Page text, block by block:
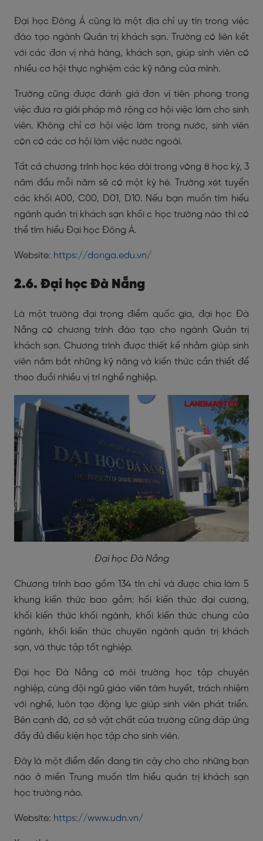
Đại học Đông Á cũng là một địa chỉ uy tín trong việc
đào tạo ngành Quản trị khách sạn. Trường có liên kết
với các đơn vị nhà hàng, khách sạn, giúp sinh viên có
nhiều cơ hội thực nghiệm các kỹ năng của mình.
Trường cũng được đánh giá đơn vị tiên phong trong
việc đưa ra giải pháp mở rộng cơ hội việc làm cho sinh
viên. Không chỉ cơ hội việc làm trong nước, sinh viên
còn có các cơ hội làm việc nước ngoài.
Tất cả chương trình học kéo dài trong vòng 8 học kỳ, 3
năm đầu mỗi năm sẽ có một kỳ hè. Trường xét tuyển
các khối A00, C00, D01, D10. Nếu bạn muốn tìm hiểu
ngành quản trị khách sạn khối c học trường nào thì có
thể tìm hiểu Đại học Đông Á.
Website: https://donga.edu.vn/
2.6. Đại học Đà Nẵng
Là một trường đại trọng điểm quốc gia, đại học Đà
Nẵng có chương trình đào tạo cho ngành Quản trị
khách sạn. Chương trình được thiết kế nhằm giúp sinh
viên nắm bắt những kỹ năng và kiến thức cần thiết để
theo đuổi nhiều vị trí nghề nghiệp.
Đại học Đà Nẵng
Chương trình bao gồm 134 tín chỉ và được chia làm 5
khung kiến thức bao gồm: hối kiến thức đại cương,
khối kiến thức khối ngành, khối kiến thức chung của
ngành, khối kiến thức chuyên ngành quản trị khách
sạn, và thực tập tốt nghiệp.
Đại học Đà Nẵng có môi trường học tập chuyên
nghiệp, cùng đội ngũ giáo viên tâm huyết, trách nhiệm
với nghề, luôn tạo động lực giúp sinh viên phát triển.
Bên cạnh đó, cơ sở vật chất của trường cũng đáp ứng
đầy đủ điều kiện học tập cho sinh viên.
Đây là một điểm đến đang tin cậy cho cho những bạn
nào ở miền Trung muốn tìm hiểu quản trị khách sạn
học trường nào.
Website: https://www.udn.vn/